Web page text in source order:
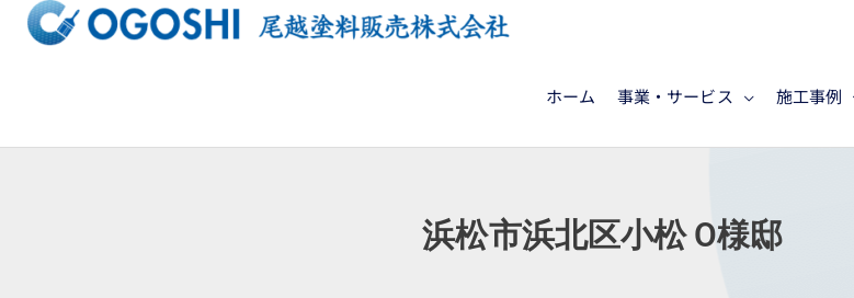
ッ
ホーム 事業・サービス 施工事例
浜松市浜北区小松 O様邸